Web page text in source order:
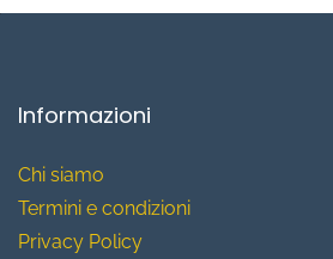
Informazioni
Chi siamo
Termini e condizioni
Privacy Policy